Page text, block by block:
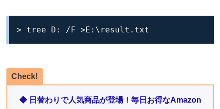
> tree D: /F >E:\result.txt
Check!
◆ 日替わりで人気商品が登場！毎日お得なAmazon